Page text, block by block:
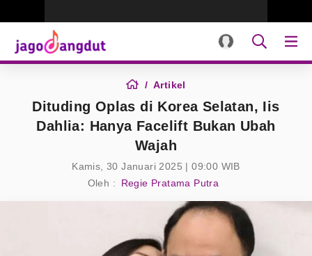
Artikel
Dituding Oplas di Korea Selatan, Iis
Dahlia: Hanya Facelift Bukan Ubah
Wajah
Kamis, 30 Januari 2025 | 09:00 WIB
Oleh :
Regie Pratama Putra